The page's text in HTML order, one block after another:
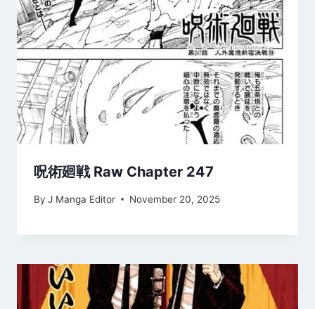
呪術廻戦 Raw Chapter 247
By J Manga Editor November 20, 2025